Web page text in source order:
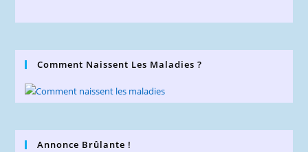
Comment Naissent Les Maladies ?
Annonce Brûlante !